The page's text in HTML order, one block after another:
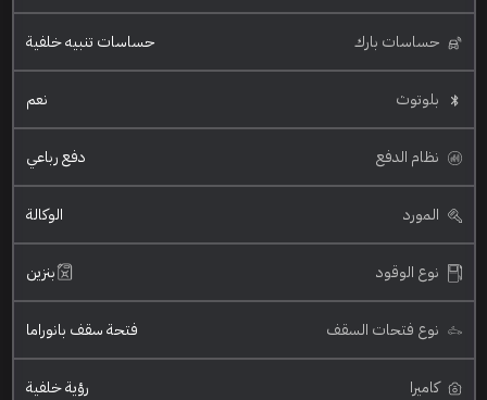
حساسات بارك حساسات تنبيه خلفية
بلوتوث نعم
نظام الدفع دفع رباعي
المورد الوكالة
نوع الوقود بنزين
نوع فتحات السقف فتحة سقف بانوراما
كاميرا رؤية خلفية